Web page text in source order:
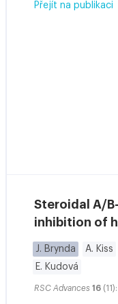
Přejít na publikaci
Steroidal A/
inhibition of
J. Brynda A. Kiss
E. Kudová
RSC Advances 16